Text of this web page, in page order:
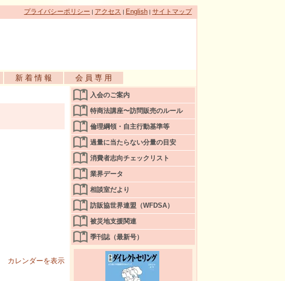
プライバシーポリシー | アクセス | English | サイトマップ
新 着 情 報 会 員 専 用
カレンダーを表示
入会のご案内
特商法講座〜訪問販売のルール
倫理綱領・自主行動基準等
過量に当たらない分量の目安
消費者志向チェックリスト
業界データ
相談室だより
訪販協世界連盟（WFDSA）
被災地支援関連
季刊誌（最新号）